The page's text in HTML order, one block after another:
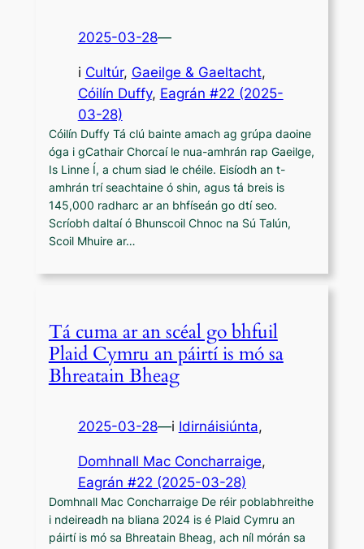
2025-03-28—
i Cultúr, Gaeilge & Gaeltacht,
Cóilín Duffy, Eagrán #22 (2025-
03-28)
Cóilín Duffy Tá clú bainte amach ag grúpa daoine
óga i gCathair Chorcaí le nua-amhrán rap Gaeilge,
Is Linne Í, a chum siad le chéile. Eisíodh an t-
amhrán trí seachtaine ó shin, agus tá breis is
145,000 radharc ar an bhfíseán go dtí seo.
Scríobh daltaí ó Bhunscoil Chnoc na Sú Talún,
Scoil Mhuire ar…
Tá cuma ar an scéal go bhfuil
Plaid Cymru an páirtí is mó sa
Bhreatain Bheag
2025-03-28—i Idirnáisiúnta,
Domhnall Mac Concharraige
Eagrán #22 (2025-03-28)
Domhnall Mac Concharraige De réir poblabhreithe
i ndeireadh na bliana 2024 is é Plaid Cymru an
páirtí is mó sa Bhreatain Bheag, ach níl mórán sa